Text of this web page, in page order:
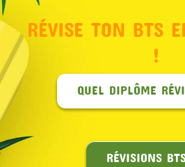
MON COMPTE
PANIER
RÉVISE TON BTS
!
QUEL DIPLÔME
RÉVISIONS